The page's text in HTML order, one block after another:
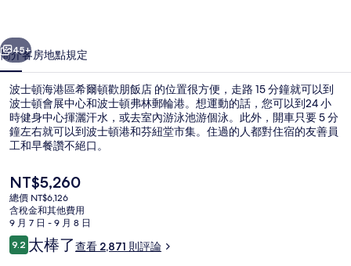
爾
頓
歡
朋
飯
店
的
相
片
個 下一個
45+
簡介客房地點規定
波士頓海港區希爾頓歡朋飯店 的位置很方便，走路 15 分鐘就可以到
波士頓會展中心和波士頓弗林郵輪港。想運動的話，您可以到24 小
時健身中心揮灑汗水，或去室內游泳池游個泳。此外，開車只要 5 分
鐘左右就可以到波士頓港和芬紐堂市集。住過的人都對住宿的友善員
工和早餐讚不絕口。
目
前
的
價
格
是
NT$5,260
總價 NT$6,126
含稅金和其他費用
9 月 7 日 - 9 月 8 日
評
論
9.29.2 分，滿分 10 分，
太棒了查看 2,871 則評論